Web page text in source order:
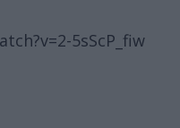
5sScP_fiw